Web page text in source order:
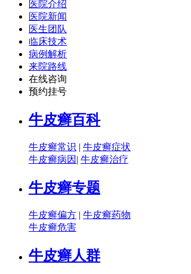
医院介绍
医院新闻
医生团队
临床技术
病例解析
来院路线
在线咨询
预约挂号
牛皮癣百科
牛皮癣常识 | 牛皮癣症状
牛皮癣病因 | 牛皮癣治疗
牛皮癣专题
牛皮癣偏方 | 牛皮癣药物
牛皮癣危害
牛皮癣人群